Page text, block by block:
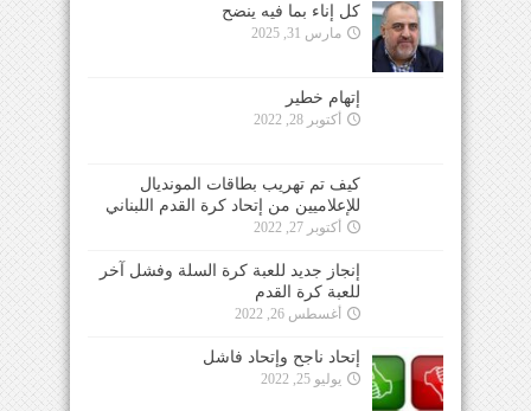
كل إناء بما فيه ينضح
مارس 31, 2025
إتهام خطير
أكتوبر 28, 2022
كيف تم تهريب بطاقات المونديال
للإعلاميين من إتحاد كرة القدم اللبناني
أكتوبر 27, 2022
إنجاز جديد للعبة كرة السلة وفشل آخر
للعبة كرة القدم
أغسطس 26, 2022
إتحاد ناجح وإتحاد فاشل
يوليو 25, 2022